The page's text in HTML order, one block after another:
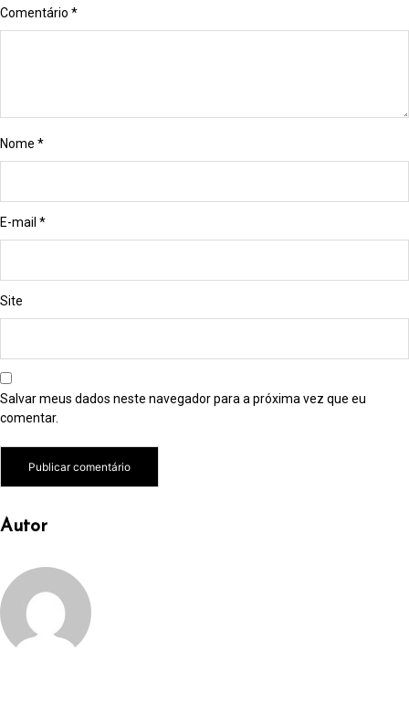
Comentário *
Nome *
E-mail *
Site
Salvar meus dados neste navegador para a próxima vez que eu
comentar.
Autor